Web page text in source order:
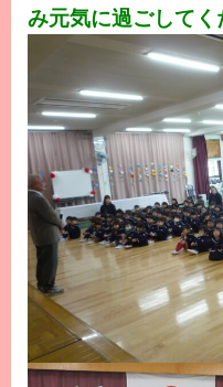
み元気に過ごしてく